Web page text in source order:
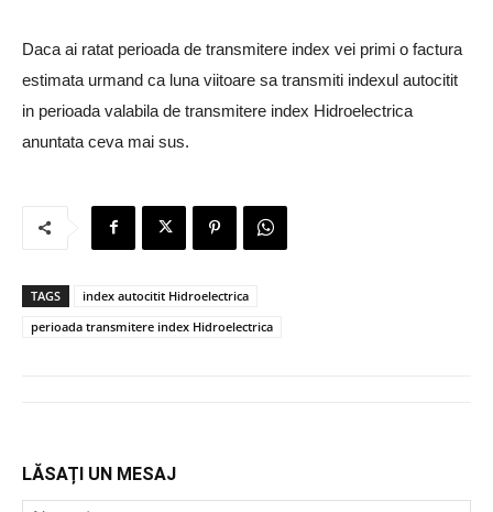
Daca ai ratat perioada de transmitere index vei primi o factura
estimata urmand ca luna viitoare sa transmiti indexul autocitit
in perioada valabila de transmitere index Hidroelectrica
anuntata ceva mai sus.
TAGS
index autocitit Hidroelectrica
perioada transmitere index Hidroelectrica
LĂSAȚI UN MESAJ